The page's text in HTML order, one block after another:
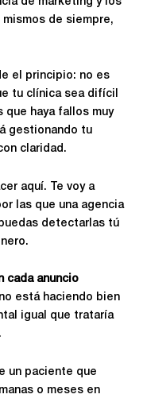
de siempre,
el principio: no es
tu clínica sea difícil
que haya fallos muy
gestionando tu
claridad.
aquí. Te voy a
las que una agencia
detectarlas tú
cada anuncio
está haciendo bien
igual que trataría
un paciente que
o meses en